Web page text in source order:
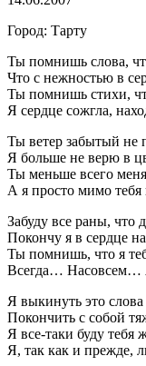
Город: Тарту
Ты помнишь слова,
Что с нежностью в
Ты помнишь стихи,
Я сердце сожгла,
Ты ветер забытый
Я больше не верю в
Ты меньше всего
А я просто мимо
Забуду все раны,
Покончу я в сердце
Ты помнишь, что я
Всегда…
Я выкинуть это
Покончить с собой
Я все-таки буду тебя
Я, так как и прежде,